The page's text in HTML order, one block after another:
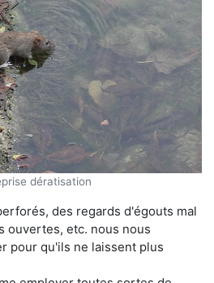
dératisation
des regards d'égouts mal
ouvertes, etc. nous nous
pour qu'ils ne laissent plus